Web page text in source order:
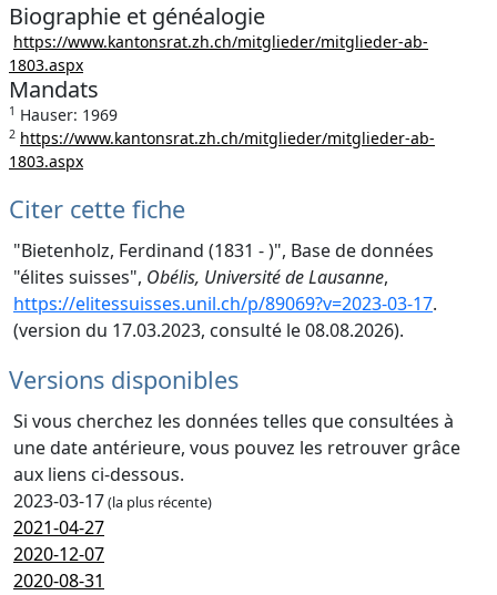
Biographie et généalogie
https://www.kantonsrat.zh.ch/mitglieder/mitglieder-ab-
1803.aspx
Mandats
1 Hauser: 1969
2 https://www.kantonsrat.zh.ch/mitglieder/mitglieder-ab-
1803.aspx
Citer cette fiche
"Bietenholz, Ferdinand (1831 - )", Base de données
"élites suisses", Obélis, Université de Lausanne,
https://elitessuisses.unil.ch/p/89069?v=2023-03-17.
(version du 17.03.2023, consulté le 08.08.2026).
Versions disponibles
Si vous cherchez les données telles que consultées à
une date antérieure, vous pouvez les retrouver grâce
aux liens ci-dessous.
2023-03-17(la plus récente)
2021-04-27
2020-12-07
2020-08-31